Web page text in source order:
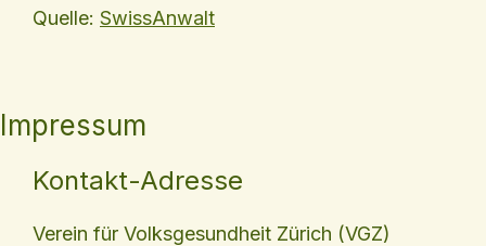
Impressum
Kontakt-Adresse
Verein für Volksgesundheit Zürich (VGZ)
Quelle: SwissAnwalt